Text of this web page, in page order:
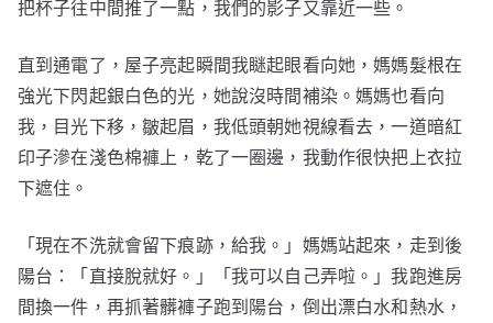
把杯子往中間推了一點，我們的影子又靠近一些。
直到通電了，屋子亮起瞬間我瞇起眼看向她，媽媽髮根在
強光下閃起銀白色的光，她說沒時間補染。媽媽也看向
我，目光下移，皺起眉，我低頭朝她視線看去，一道暗紅
印子滲在淺色棉褲上，乾了一圈邊，我動作很快把上衣拉
下遮住。
「現在不洗就會留下痕跡，給我。」媽媽站起來，走到後
陽台：「直接脫就好。」「我可以自己弄啦。」我跑進房
間換一件，再抓著髒褲子跑到陽台，倒出漂白水和熱水，